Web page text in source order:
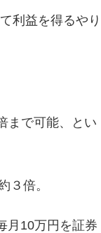
利益を得るやり
まで可能、とい
３倍。
月10万円を証券